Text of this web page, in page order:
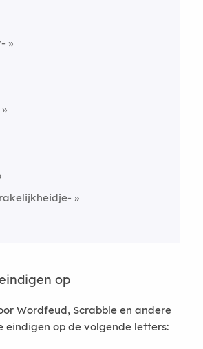
op
Wordfeud, Scrabble en andere
eindigen op de volgende letters: